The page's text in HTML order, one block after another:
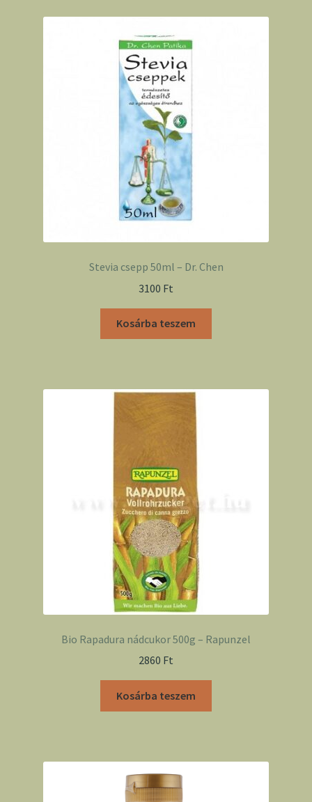
Stevia csepp 50ml – Dr. Chen
3100 Ft
Kosárba teszem
Bio Rapadura nádcukor 500g – Rapunzel
2860 Ft
Kosárba teszem